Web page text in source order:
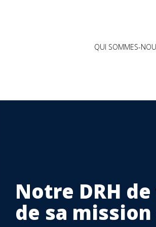
QUI SOMMES-
Notre DRH
de sa